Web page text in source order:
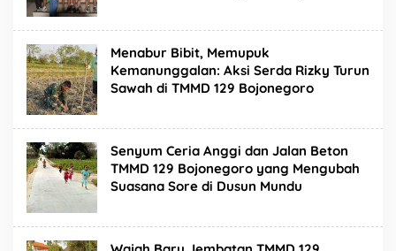
Menabur Bibit, Memupuk
Kemanunggalan: Aksi Serda Rizky Turun
Sawah di TMMD 129 Bojonegoro
Senyum Ceria Anggi dan Jalan Beton
TMMD 129 Bojonegoro yang Mengubah
Suasana Sore di Dusun Mundu